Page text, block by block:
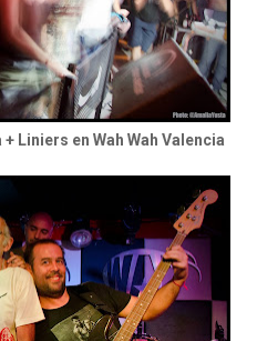
Liniers en Wah Wah Valencia